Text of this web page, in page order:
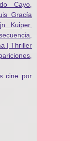
Cayo
Gracía
Kuiper,
| Thriller
cine por